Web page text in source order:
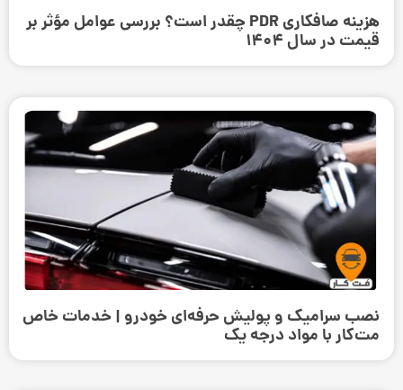
هزینه صافکاری PDR چقدر است؟ بررسی عوامل مؤثر بر
قیمت در سال 1404
نصب سرامیک و پولیش حرفه‌ای خودرو | خدمات خاص
مت‌کار با مواد درجه یک